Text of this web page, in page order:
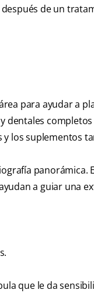
de un
para ayudar a
dentales
los suplementos
a guiar una
que le da